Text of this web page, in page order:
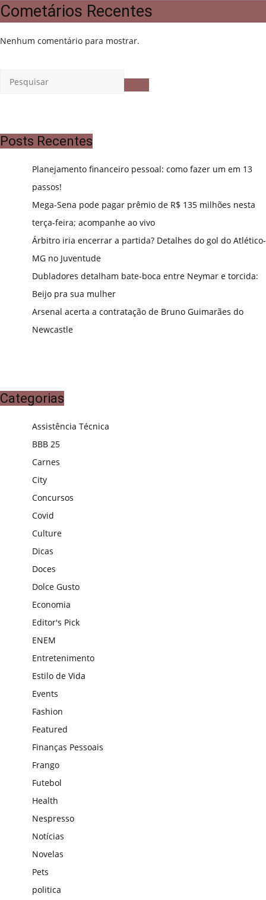
Cometários Recentes
Nenhum comentário para mostrar.
Posts Recentes
Planejamento financeiro pessoal: como fazer um em 13
passos!
Mega-Sena pode pagar prêmio de R$ 135 milhões nesta
terça-feira; acompanhe ao vivo
Árbitro iria encerrar a partida? Detalhes do gol do Atlético-
MG no Juventude
Dubladores detalham bate-boca entre Neymar e torcida:
Beijo pra sua mulher
Arsenal acerta a contratação de Bruno Guimarães do
Newcastle
Categorias
Assistência Técnica
BBB 25
Carnes
City
Concursos
Covid
Culture
Dicas
Doces
Dolce Gusto
Economia
Editor's Pick
ENEM
Entretenimento
Estilo de Vida
Events
Fashion
Featured
Finanças Pessoais
Frango
Futebol
Health
Nespresso
Notícias
Novelas
Pets
politica